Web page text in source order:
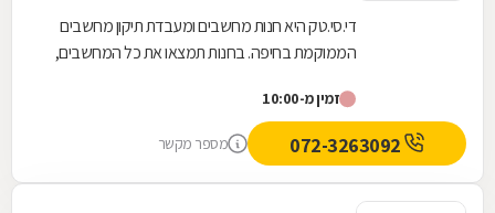
די.סי.טק היא חנות מחשבים ומעבדת תיקון מחשבים
הממוקמת בחיפה. בחנות תמצאו את כל המחשבים,
וייעוץ....
זמין מ-10:00
מספר מקשר